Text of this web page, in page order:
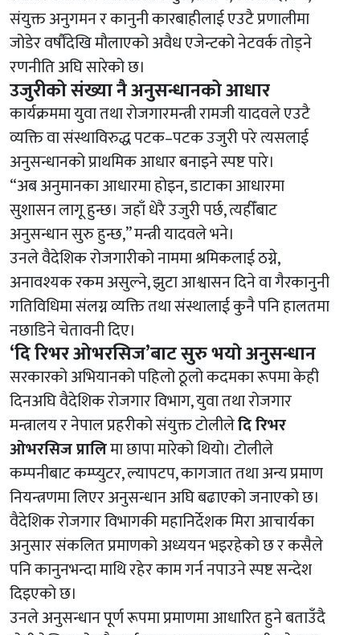
संयुक्त अनुगमन र कानुनी कारबाहीलाई एउटै प्रणालीमा
जोडेर वर्षौंदेखि मौलाएको अवैध एजेन्टको नेटवर्क तोड्ने
रणनीति अघि सारेको छ।
उजुरीको संख्या नै अनुसन्धानको आधार
कार्यक्रममा युवा तथा रोजगारमन्त्री रामजी यादवले एउटै
व्यक्ति वा संस्थाविरुद्ध पटक–पटक उजुरी परे त्यसलाई
अनुसन्धानको प्राथमिक आधार बनाइने स्पष्ट पारे।
“अब अनुमानका आधारमा होइन, डाटाका आधारमा
सुशासन लागू हुन्छ। जहाँ धेरै उजुरी पर्छ, त्यहीँबाट
अनुसन्धान सुरु हुन्छ,” मन्त्री यादवले भने।
उनले वैदेशिक रोजगारीको नाममा श्रमिकलाई ठग्ने,
अनावश्यक रकम असुल्ने, झुटा आश्वासन दिने वा गैरकानुनी
गतिविधिमा संलग्न व्यक्ति तथा संस्थालाई कुनै पनि हालतमा
नछाडिने चेतावनी दिए।
‘दि रिभर ओभरसिज’बाट सुरु भयाे अनुसन्धान
सरकारको अभियानको पहिलो ठूलो कदमका रूपमा केही
दिनअघि वैदेशिक रोजगार विभाग, युवा तथा रोजगार
मन्त्रालय र नेपाल प्रहरीको संयुक्त टोलीलेदि रिभर
ओभरसिज प्रालिमा छापा मारेको थियो। टोलीले
कम्पनीबाट कम्प्युटर, ल्यापटप, कागजात तथा अन्य प्रमाण
नियन्त्रणमा लिएर अनुसन्धान अघि बढाएको जनाएको छ।
वैदेशिक रोजगार विभागकी महानिर्देशक मिरा आचार्यका
अनुसार संकलित प्रमाणको अध्ययन भइरहेको छ र कसैले
पनि कानुनभन्दा माथि रहेर काम गर्न नपाउने स्पष्ट सन्देश
दिइएको छ।
उनले अनुसन्धान पूर्ण रूपमा प्रमाणमा आधारित हुने बताउँदै